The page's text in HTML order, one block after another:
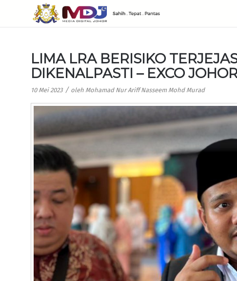
LIMA LRA BERISIKO
DIKENALPASTI – EXCO
10 Mei 2023 / oleh Mohamad Nur Ariff Nasseem Mohd Murad